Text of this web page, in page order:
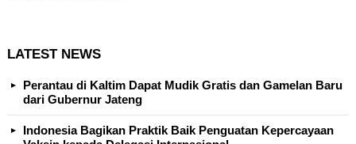
LATEST NEWS
Perantau di Kaltim Dapat Mudik Gratis dan Gamelan Baru
dari Gubernur Jateng
Indonesia Bagikan Praktik Baik Penguatan Kepercayaan